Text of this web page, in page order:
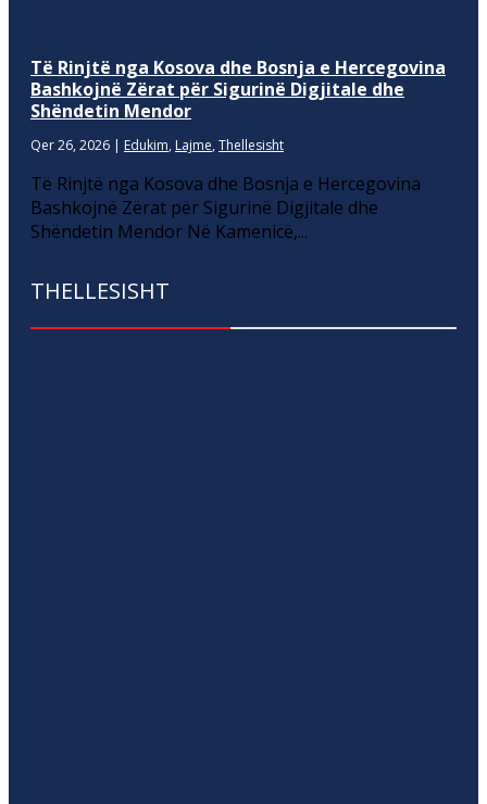
Të Rinjtë nga Kosova dhe Bosnja e Hercegovina
Bashkojnë Zërat për Sigurinë Digjitale dhe
Shëndetin Mendor
Qer 26, 2026 | Edukim, Lajme, Thellesisht
Të Rinjtë nga Kosova dhe Bosnja e Hercegovina
Bashkojnë Zërat për Sigurinë Digjitale dhe
Shëndetin Mendor Në Kamenicë,...
THELLESISHT